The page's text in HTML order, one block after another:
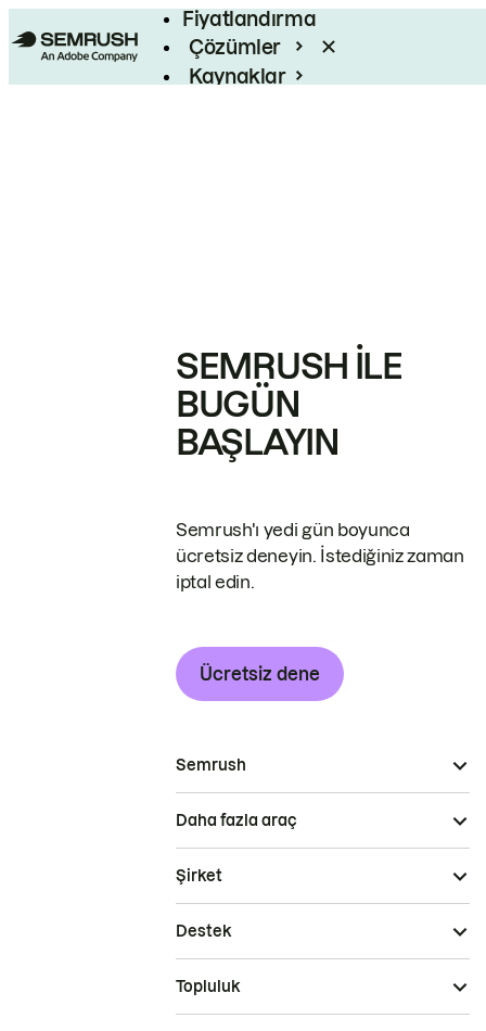
Fiyatlandırma
Çözümler
Kaynaklar
SEMRUSH ILE
BUGÜN
BAŞLAYIN
Semrush'ı yedi gün boyunca
ücretsiz deneyin. İstediğiniz zaman
iptal edin.
Ücretsiz dene
Semrush
Daha fazla araç
Şirket
Destek
Topluluk